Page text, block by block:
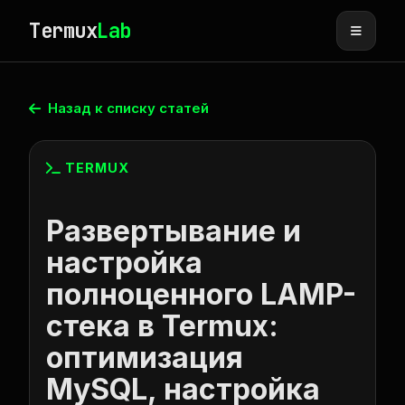
TermuxLab
Назад к списку статей
TERMUX
Развертывание и
настройка
полноценного LAMP-
стека в Termux:
оптимизация
MySQL, настройка